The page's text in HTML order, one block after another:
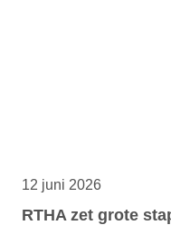
12 juni 2026
RTHA zet grote